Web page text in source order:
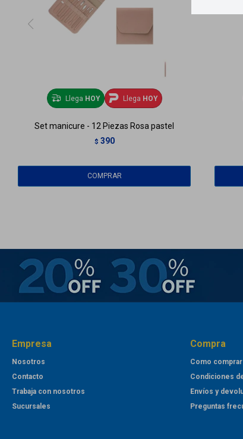
Llega HOY Llega HOY
Set manicure - 12 Piezas Rosa pastel
$ 390
Empresa
Nosotros
Contacto
Trabaja con nosotros
Sucursales
Compra
Como comprar
Condiciones
Envíos y
Preguntas